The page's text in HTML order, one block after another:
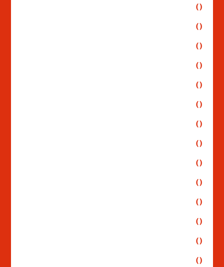
()
()
()
()
()
()
()
()
()
()
()
()
()
()